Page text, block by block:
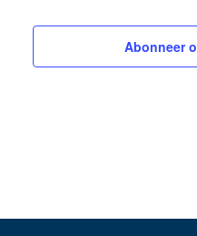
Abonneer